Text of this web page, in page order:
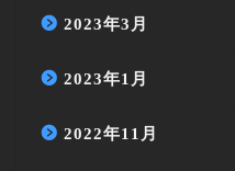
2023年3月
2023年1月
2022年11月